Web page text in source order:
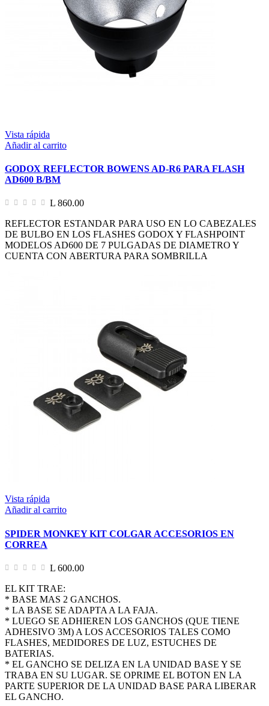
Vista rápida
Añadir al carrito
GODOX REFLECTOR BOWENS AD-R6 PARA FLASH
AD600 B/BM
L 860.00
REFLECTOR ESTANDAR PARA USO EN LO CABEZALES
DE BULBO EN LOS FLASHES GODOX Y FLASHPOINT
MODELOS AD600 DE 7 PULGADAS DE DIAMETRO Y
CUENTA CON ABERTURA PARA SOMBRILLA
Vista rápida
Añadir al carrito
SPIDER MONKEY KIT COLGAR ACCESORIOS EN
CORREA
L 600.00
EL KIT TRAE:
* BASE MAS 2 GANCHOS.
* LA BASE SE ADAPTA A LA FAJA.
* LUEGO SE ADHIEREN LOS GANCHOS (QUE TIENE
ADHESIVO 3M) A LOS ACCESORIOS TALES COMO
FLASHES, MEDIDORES DE LUZ, ESTUCHES DE
BATERIAS.
* EL GANCHO SE DELIZA EN LA UNIDAD BASE Y SE
TRABA EN SU LUGAR. SE OPRIME EL BOTON EN LA
PARTE SUPERIOR DE LA UNIDAD BASE PARA LIBERAR
EL GANCHO.